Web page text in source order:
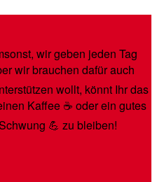
wir geben jeden Tag
wir brauchen dafür auch
wollt, könnt Ihr das
Kaffee ☕️ oder ein gutes
💪 zu bleiben!